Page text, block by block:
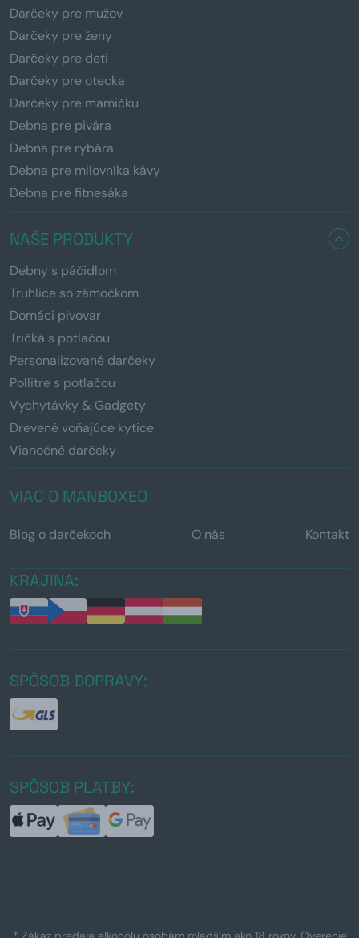
Darčeky pre mužov
Darčeky pre ženy
Darčeky pre deti
Darčeky pre otecka
Darčeky pre mamičku
Debna pre pivára
Debna pre rybára
Debna pre milovníka kávy
Debna pre fitnesáka
NAŠE PRODUKTY
Debny s páčidlom
Truhlice so zámočkom
Domáci pivovar
Tričká s potlačou
Personalizované darčeky
Pollitre s potlačou
Vychytávky & Gadgety
Drevené voňajúce kytice
Vianočné darčeky
VIAC O MANBOXEO
Blog o darčekoch O nás Kontakt
KRAJINA:
SPÔSOB DOPRAVY:
SPÔSOB PLATBY: